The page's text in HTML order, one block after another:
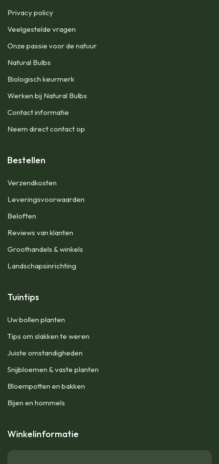
Privacy policy
Veelgestelde vragen
Onze passie voor de natuur
Natural Bulbs
Biologisch keurmerk
Werken bij Natural Bulbs
Contact informatie
Neem direct contact op
Bestellen
Verzendkosten
Leveringsvoorwaarden
Beloften
Reviews van klanten
Groothandels & winkels
Landschapsinrichting
Tuintips
Uw bollen planten
Tips om slakken te weren
Juiste omstandigheden
Snijbloemen & vaste planten
Bloempotten en bakken
Bijen en hommels
Winkelinformatie